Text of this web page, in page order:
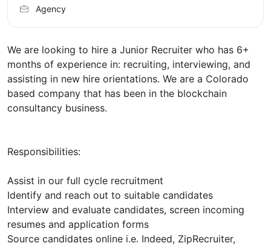
We are looking to hire a Junior Recruiter who has 6+
months of experience in: recruiting, interviewing, and
assisting in new hire orientations. We are a Colorado
based company that has been in the blockchain
consultancy business.
Responsibilities:
Assist in our full cycle recruitment
Identify and reach out to suitable candidates
Interview and evaluate candidates, screen incoming
resumes and application forms
Source candidates online i.e. Indeed, ZipRecruiter,
Agency